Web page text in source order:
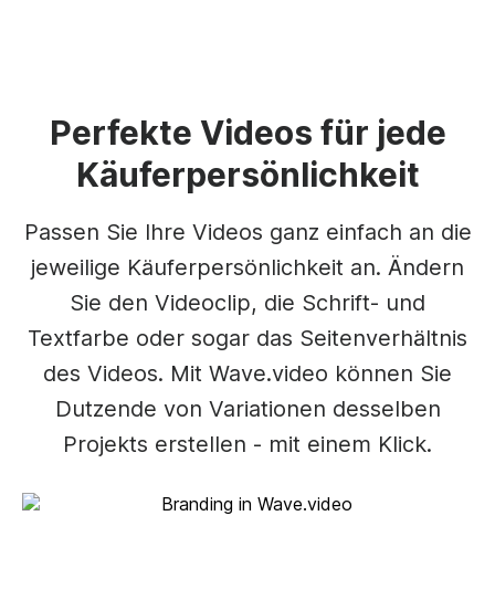
Perfekte Videos für jede
Käuferpersönlichkeit
Passen Sie Ihre Videos ganz einfach an die
jeweilige Käuferpersönlichkeit an. Ändern
Sie den Videoclip, die Schrift- und
Textfarbe oder sogar das Seitenverhältnis
des Videos. Mit Wave.video können Sie
Dutzende von Variationen desselben
Projekts erstellen - mit einem Klick.